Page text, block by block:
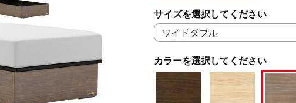
カラーを選択してください
サイズを選択してください